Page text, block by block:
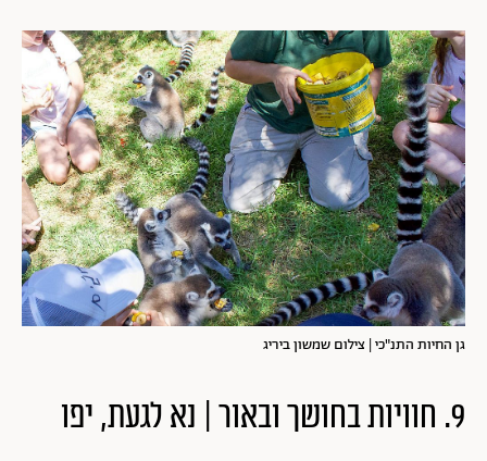
גן החיות התנ"כי | צילום שמשון ביריג
9. חוויות בחושך ובאור | נא לגעת, יפו